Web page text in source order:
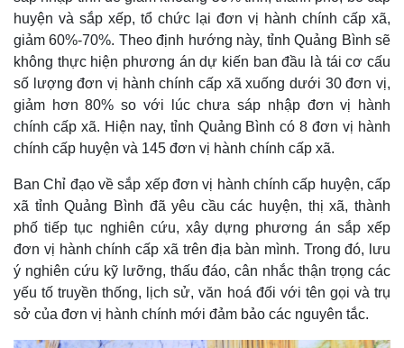
1
.
6
3
%
a
i
n
m
e
huyện và sắp xếp, tổ chức lại đơn vị hành chính cấp xã,
giảm 60%-70%. Theo định hướng này, tỉnh Quảng Bình sẽ
không thực hiện phương án dự kiến ban đầu là tái cơ cấu
số lượng đơn vị hành chính cấp xã xuống dưới 30 đơn vị,
giảm hơn 80% so với lúc chưa sáp nhập đơn vị hành
chính cấp xã. Hiện nay, tỉnh Quảng Bình có 8 đơn vị hành
chính cấp huyện và 145 đơn vị hành chính cấp xã.
Ban Chỉ đạo về sắp xếp đơn vị hành chính cấp huyện, cấp
xã tỉnh Quảng Bình đã yêu cầu các huyện, thị xã, thành
phố tiếp tục nghiên cứu, xây dựng phương án sắp xếp
đơn vị hành chính cấp xã trên địa bàn mình. Trong đó, lưu
ý nghiên cứu kỹ lưỡng, thấu đáo, cân nhắc thận trọng các
yếu tố truyền thống, lịch sử, văn hoá đối với tên gọi và trụ
sở của đơn vị hành chính mới đảm bảo các nguyên tắc.